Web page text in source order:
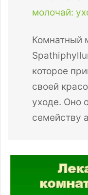
молочай:
Комнатный
которое
своей
уходе. Оно
семейству